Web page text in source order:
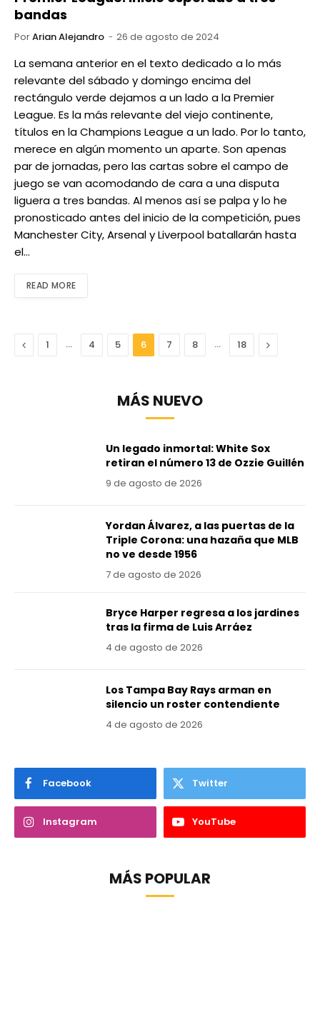
bandas
PorArian Alejandro 26 de agosto de 2024
La semana anterior en el texto dedicado a lo más
relevante del sábado y domingo encima del
rectángulo verde dejamos a un lado a la Premier
League. Es la más relevante del viejo continente,
títulos en la Champions League a un lado. Por lo tanto,
merece en algún momento un aparte. Son apenas
par de jornadas, pero las cartas sobre el campo de
juego se van acomodando de cara a una disputa
liguera a tres bandas. Al menos así se palpa y lo he
pronosticado antes del inicio de la competición, pues
Manchester City, Arsenal y Liverpool batallarán hasta
el…
READ MORE
Anterior
1 … 4 5 6 7 8 … 18 Next
MÁS NUEVO
Un legado inmortal: White Sox
retiran el número 13 de Ozzie Guillén
9 de agosto de 2026
Yordan Álvarez, a las puertas de la
Triple Corona: una hazaña que MLB
no ve desde 1956
7 de agosto de 2026
Bryce Harper regresa a los jardines
tras la firma de Luis Arráez
4 de agosto de 2026
Los Tampa Bay Rays arman en
silencio un roster contendiente
4 de agosto de 2026
Facebook Twitter
Instagram YouTube
MÁS POPULAR